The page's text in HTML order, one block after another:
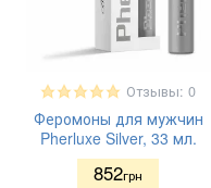
Отзывы: 0
Феромоны для мужчин
Pherluxe Silver, 33 мл.
852грн